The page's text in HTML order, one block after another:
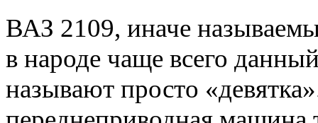
ВАЗ 2109, иначе
в народе чаще всего
называют просто